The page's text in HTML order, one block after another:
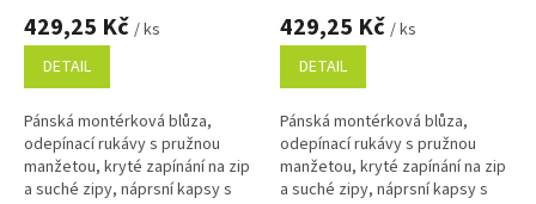
429,25 Kč / ks
DETAIL
Pánská montérková blůza,
odepínací rukávy s pružnou
manžetou, kryté zapínání na zip
a suché zipy, náprsní kapsy s
429,25 Kč / ks
DETAIL
Pánská montérková blůza,
odepínací rukávy s pružnou
manžetou, kryté zapínání na zip
a suché zipy, náprsní kapsy s